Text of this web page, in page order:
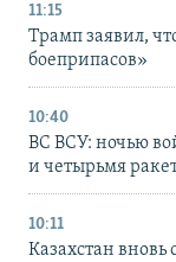
11:15
Трамп заявил,
боеприпасов»
10:40
ВС ВСУ: ночью
и четырьмя
10:11
Казахстан